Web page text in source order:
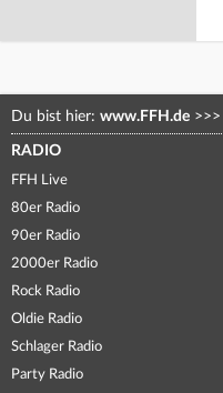
Du bist hier: www.FFH.de >>>
RADIO
FFH Live
80er Radio
90er Radio
2000er Radio
Rock Radio
Oldie Radio
Schlager Radio
Party Radio